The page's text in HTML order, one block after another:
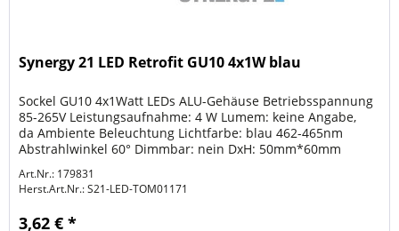
Synergy 21 LED Retrofit GU10 4x1W blau
Sockel GU10 4x1Watt LEDs ALU-Gehäuse Betriebsspannung
85-265V Leistungsaufnahme: 4 W Lumem: keine Angabe,
da Ambiente Beleuchtung Lichtfarbe: blau 462-465nm
Abstrahlwinkel 60° Dimmbar: nein DxH: 50mm*60mm
Art.Nr.: 179831
Herst.Art.Nr.:S21-LED-TOM01171
3,62 € *